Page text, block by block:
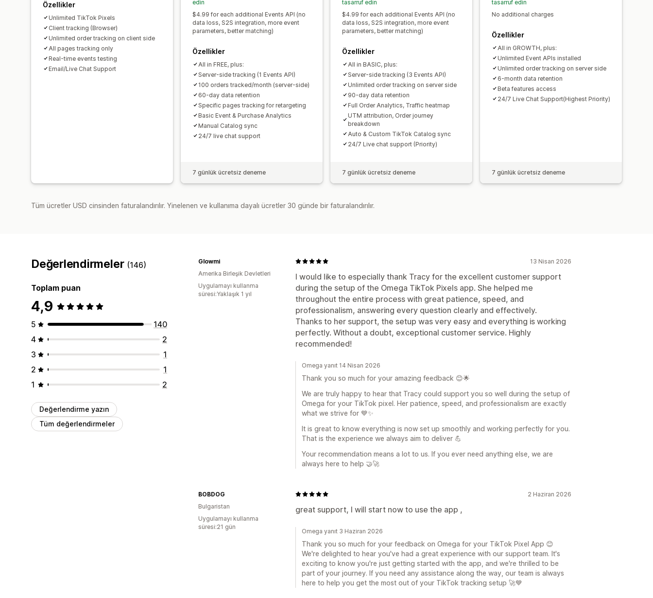
Özellikler
Unlimited TikTok Pixels
Client tracking (Browser)
Unlimited order tracking on client side
All pages tracking only
Real-time events testing
Email/Live Chat Support
edin
$4.99 for each additional Events API (no
data loss, S2S integration, more event
parameters, better matching)
Özellikler
All in FREE, plus:
Server-side tracking (1 Events API)
100 orders tracked/month (server-side)
60-day data retention
Specific pages tracking for retargeting
Basic Event & Purchase Analytics
Manual Catalog sync
24/7 live chat support
7 günlük ücretsiz deneme
tasarruf edin
$4.99 for each additional Events API (no
data loss, S2S integration, more event
parameters, better matching)
Özellikler
All in BASIC, plus:
Server-side tracking (3 Events API)
Unlimited order tracking on server side
90-day data retention
Full Order Analytics, Traffic heatmap
UTM attribution, Order journey
breakdown
Auto & Custom TikTok Catalog sync
24/7 Live chat support (Priority)
7 günlük ücretsiz deneme
tasarruf edin
No additional charges
Özellikler
All in GROWTH, plus:
Unlimited Event APIs installed
Unlimited order tracking on server side
6-month data retention
Beta features access
24/7 Live Chat Support(Highest Priority)
7 günlük ücretsiz deneme
Tüm ücretler USD cinsinden faturalandırılır. Yinelenen ve kullanıma dayalı ücretler 30 günde bir faturalandırılır.
Değerlendirmeler (146)
Toplam puan
4,9
5
140
4
2
3
1
2
1
1
2
Değerlendirme yazın
Tüm değerlendirmeler
13 Nisan 2026
I would like to especially thank Tracy for the excellent customer support
during the setup of the Omega TikTok Pixels app. She helped me
throughout the entire process with great patience, speed, and
professionalism, answering every question clearly and effectively.
Thanks to her support, the setup was very easy and everything is working
perfectly. Without a doubt, exceptional customer service. Highly
recommended!
Glowmi
Amerika Birleşik Devletleri
Uygulamayı kullanma
süresi:Yaklaşık 1 yıl
Omega yanıt 14 Nisan 2026
Thank you so much for your amazing feedback 😊🌟
We are truly happy to hear that Tracy could support you so well during the setup of
Omega for your TikTok pixel. Her patience, speed, and professionalism are exactly
what we strive for 💙✨
It is great to know everything is now set up smoothly and working perfectly for you.
That is the experience we always aim to deliver 💪
Your recommendation means a lot to us. If you ever need anything else, we are
always here to help 🤝🚀
2 Haziran 2026
great support, I will start now to use the app ,
BOBDOG
Bulgaristan
Uygulamayı kullanma
süresi:21 gün
Omega yanıt 3 Haziran 2026
Thank you so much for your feedback on Omega for your TikTok Pixel App 😊
We're delighted to hear you've had a great experience with our support team. It's
exciting to know you're just getting started with the app, and we're thrilled to be
part of your journey. If you need any assistance along the way, our team is always
here to help you get the most out of your TikTok tracking setup 🚀💙